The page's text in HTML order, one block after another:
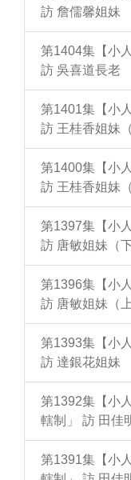
訪 詹儒馨姐妹
第1404集【小
訪 吳喜道長老
第1401集【小
訪 王桂香姐妹（
第1400集【小
訪 王桂香姐妹（
第1397集【小
訪 唐敏姐妹（下
第1396集【小
訪 唐敏姐妹（上
第1393集【小
訪 達銀花姐妹
第1392集【小
轄制」 訪 田佳
第1391集【小